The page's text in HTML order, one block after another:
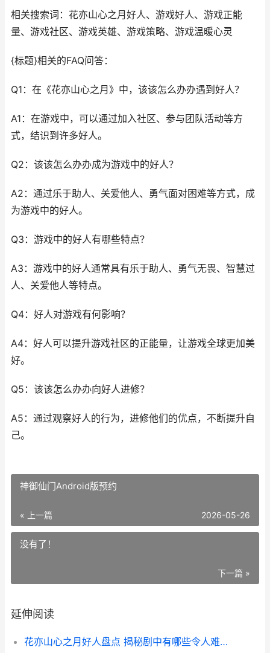
相关搜索词：花亦山心之月好人、游戏好人、游戏正能
量、游戏社区、游戏英雄、游戏策略、游戏温暖心灵
{标题}相关的FAQ问答：
Q1：在《花亦山心之月》中，该该怎么办办遇到好人？
A1：在游戏中，可以通过加入社区、参与团队活动等方
式，结识到许多好人。
Q2：该该怎么办办成为游戏中的好人？
A2：通过乐于助人、关爱他人、勇气面对困难等方式，成
为游戏中的好人。
Q3：游戏中的好人有哪些特点？
A3：游戏中的好人通常具有乐于助人、勇气无畏、智慧过
人、关爱他人等特点。
Q4：好人对游戏有何影响？
A4：好人可以提升游戏社区的正能量，让游戏全球更加美
好。
Q5：该该怎么办办向好人进修？
A5：通过观察好人的行为，进修他们的优点，不断提升自
己。
神御仙门Android版预约
« 上一篇 2026-05-26
没有了！
下一篇 »
延伸阅读
花亦山心之月好人盘点 揭秘剧中有哪些令人难忘的善良角色——花亦山心之月有哪些好人